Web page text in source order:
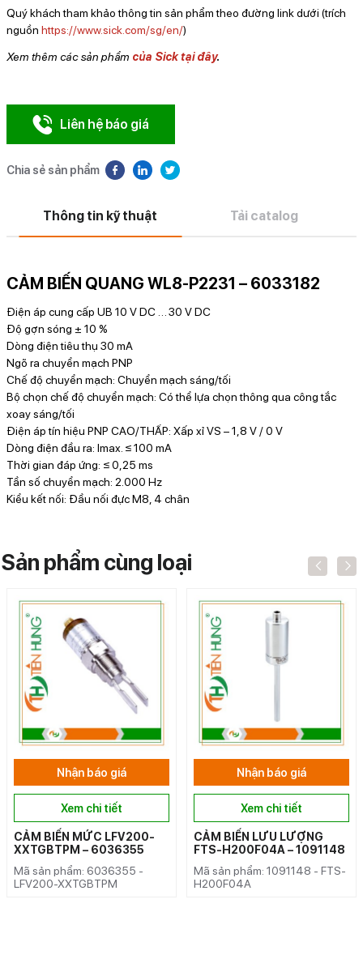
Quý khách tham khảo thông tin sản phẩm theo đường link dưới (trích
nguồn https://www.sick.com/sg/en/)
Xem thêm các sản phẩm của Sick tại đây.
Liên hệ báo giá
Chia sẻ sản phẩm
Thông tin kỹ thuật Tải catalog
CẢM BIẾN QUANG WL8-P2231 – 6033182
Điện áp cung cấp UB 10 V DC … 30 V DC
Độ gợn sóng ± 10 %
Dòng điện tiêu thụ 30 mA
Ngõ ra chuyển mạch PNP
Chế độ chuyển mạch: Chuyển mạch sáng/tối
Bộ chọn chế độ chuyển mạch: Có thể lựa chọn thông qua công tắc
xoay sáng/tối
Điện áp tín hiệu PNP CAO/THẤP: Xấp xỉ VS – 1,8 V / 0 V
Dòng điện đầu ra: Imax. ≤ 100 mA
Thời gian đáp ứng: ≤ 0,25 ms
Tần số chuyển mạch: 2.000 Hz
Kiểu kết nối: Đầu nối đực M8, 4 chân
Sản phẩm cùng loại
Nhận báo giá
Xem chi tiết
CẢM BIẾN MỨC LFV200-
XXTGBTPM – 6036355
Mã sản phẩm: 6036355 -
LFV200-XXTGBTPM
Nhận báo giá
Xem chi tiết
CẢM BIẾN LƯU LƯỢNG
FTS-H200F04A – 1091148
Mã sản phẩm: 1091148 - FTS-
H200F04A